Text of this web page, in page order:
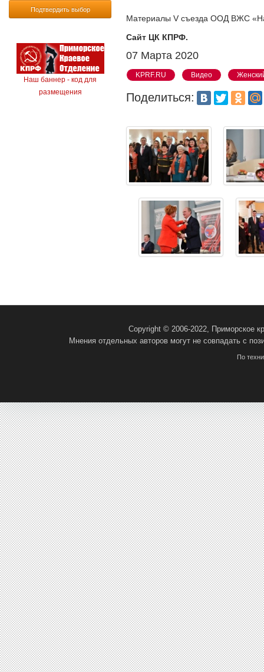
Подтвердить выбор
Наш баннер - код для
размещения
Материалы V съезда ООД ВЖС
Сайт ЦК КПРФ.
07 Марта 2020
KPRF.RU Видео
Поделиться:
Copyright © 2006-2022, Приморское
Мнения отдельных авторов могут не совпадать с
По